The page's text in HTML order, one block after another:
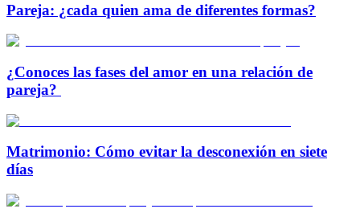
Pareja: ¿cada quien ama de diferentes formas?
¿Conoces las fases del amor en una relación de
pareja?
Matrimonio: Cómo evitar la desconexión en siete
días